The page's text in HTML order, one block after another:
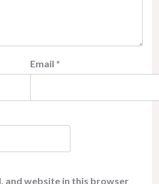
Email *
and website in this browser